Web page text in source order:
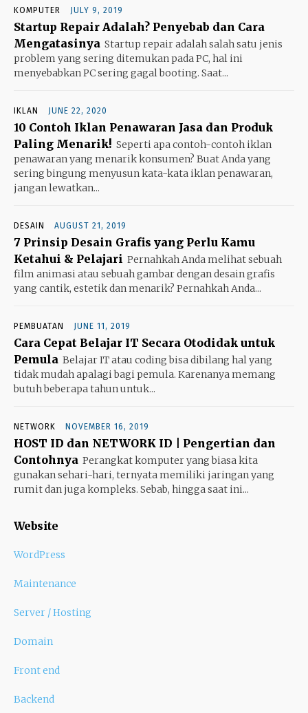
KOMPUTER JULY 9, 2019
Startup Repair Adalah? Penyebab dan Cara
Mengatasinya Startup repair adalah salah satu jenis
problem yang sering ditemukan pada PC, hal ini
menyebabkan PC sering gagal booting. Saat...
IKLAN JUNE 22, 2020
10 Contoh Iklan Penawaran Jasa dan Produk
Paling Menarik! Seperti apa contoh-contoh iklan
penawaran yang menarik konsumen? Buat Anda yang
sering bingung menyusun kata-kata iklan penawaran,
jangan lewatkan...
DESAIN AUGUST 21, 2019
7 Prinsip Desain Grafis yang Perlu Kamu
Ketahui & Pelajari Pernahkah Anda melihat sebuah
film animasi atau sebuah gambar dengan desain grafis
yang cantik, estetik dan menarik? Pernahkah Anda...
PEMBUATAN JUNE 11, 2019
Cara Cepat Belajar IT Secara Otodidak untuk
Pemula Belajar IT atau coding bisa dibilang hal yang
tidak mudah apalagi bagi pemula. Karenanya memang
butuh beberapa tahun untuk...
NETWORK NOVEMBER 16, 2019
HOST ID dan NETWORK ID | Pengertian dan
Contohnya Perangkat komputer yang biasa kita
gunakan sehari-hari, ternyata memiliki jaringan yang
rumit dan juga kompleks. Sebab, hingga saat ini...
Website
WordPress
Maintenance
Server / Hosting
Domain
Front end
Backend